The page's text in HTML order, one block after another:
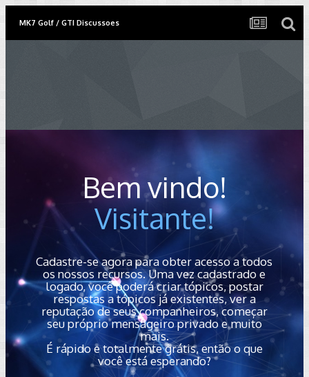
MK7 Golf / GTI Discussoes
Bem vindo!
Visitante!
Cadastre-se agora para obter acesso a todos
os nossos recursos. Uma vez cadastrado e
logado, você poderá criar tópicos, postar
respostas a tópicos já existentes, ver a
reputação de seus companheiros, começar
seu próprio mensageiro privado e muito
mais.
É rápido e totalmente grátis, então o que
você está esperando?